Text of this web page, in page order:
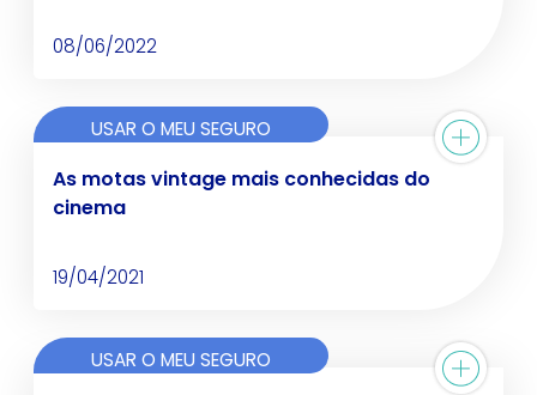
08/06/2022
USAR O MEU SEGURO
As motas vintage mais conhecidas do
cinema
19/04/2021
USAR O MEU SEGURO